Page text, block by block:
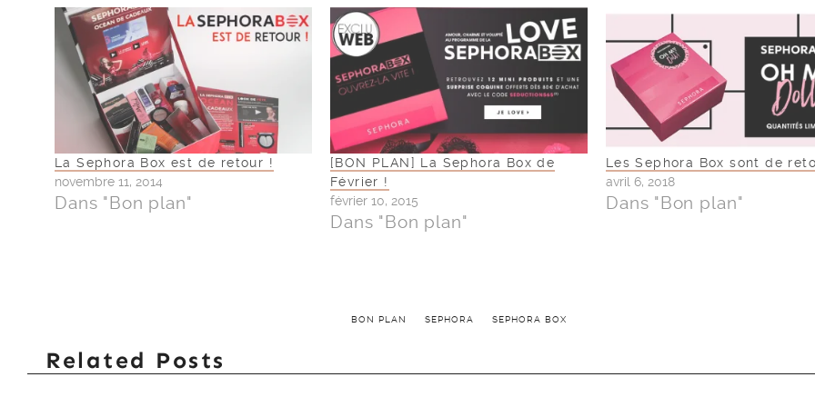
La Sephora Box est de retour !
novembre 11, 2014
Dans "Bon plan"
[BON PLAN] La Sephora Box de
Février !
février 10, 2015
Dans "Bon plan"
Les Sephora Box sont de
avril 6, 2018
Dans "Bon plan"
BON PLAN SEPHORA SEPHORA BOX
Related Posts